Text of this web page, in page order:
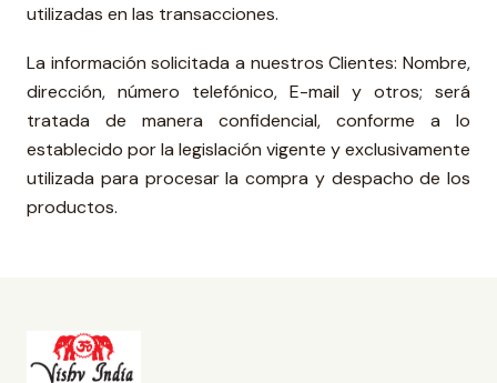
utilizadas en las transacciones.
La información solicitada a nuestros Clientes: Nombre,
dirección, número telefónico, E-mail y otros; será
tratada de manera confidencial, conforme a lo
establecido por la legislación vigente y exclusivamente
utilizada para procesar la compra y despacho de los
productos.